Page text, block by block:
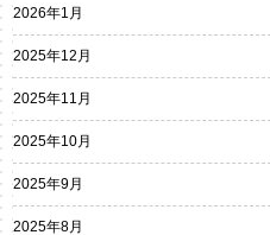
2026年1月
2025年12月
2025年11月
2025年10月
2025年9月
2025年8月